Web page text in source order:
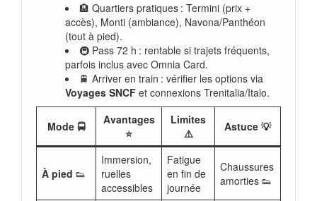
🏨 Quartiers pratiques : Termini (prix +
accès), Monti (ambiance), Navona/Panthéon
(tout à pied).
🚇 Pass 72 h : rentable si trajets fréquents,
parfois inclus avec Omnia Card.
🚆 Arriver en train : vérifier les options via
Voyages SNCFet connexions Trenitalia/Italo.
Mode 🚍
Avantages
⭐
Limites
⚠️
Astuce 💡
À pied 👟
Immersion,
ruelles
accessibles
Fatigue
en fin de
journée
Chaussures
amorties 👟